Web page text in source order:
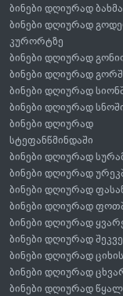
ბინები დღიურად
ბინები დღიურად
კურორტზე
ბინები დღიურად
ბინები დღიურად
ბინები დღიურად
ბინები დღიურად
ბინები დღიურად
სტეფანწმინდაში
ბინები დღიურად
ბინები დღიურად
ბინები დღიურად
ბინები დღიურად
ბინები დღიურად
ბინები დღიურად
ბინები დღიურად
ბინები დღიურად
ბინები დღიურად